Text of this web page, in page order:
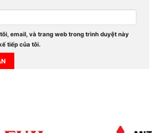
email, và trang web trong trình duyệt này
tiếp của tôi.